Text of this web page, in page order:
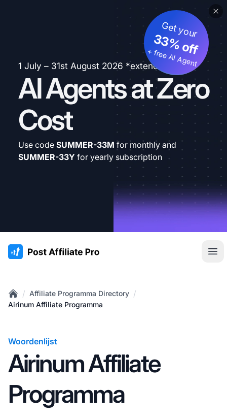
1 July – 31st August 2026 *extended
AI Agents at Zero
Cost
Get your
33% off
+ free AI Agent
Use code SUMMER-33M for monthly and
SUMMER-33Y for yearly subscription
:site.title
Home
/ Affiliate Programma Directory /
Airinum Affiliate Programma
Woordenlijst
Airinum Affiliate
Programma